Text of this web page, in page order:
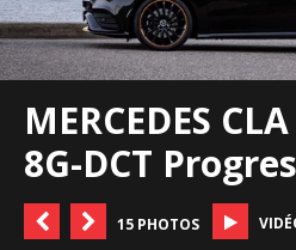
MERCEDES
8G-DCT
15 PHOTOS